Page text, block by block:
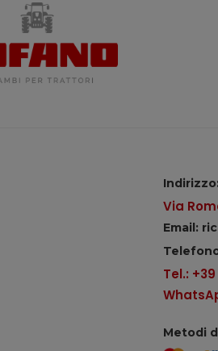
Indirizzo:
Via
Email:
Tel.:
Metodi